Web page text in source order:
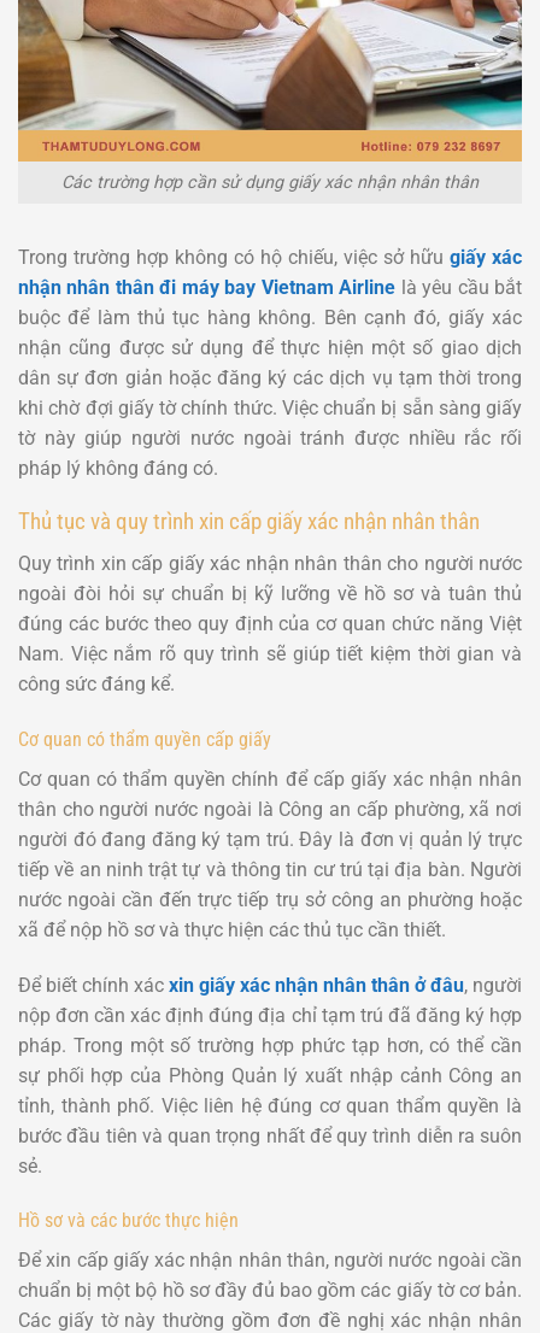
Các trường hợp cần sử dụng giấy xác nhận nhân thân
Trong trường hợp không có hộ chiếu, việc sở hữu giấy xác
nhận nhân thân đi máy bay Vietnam Airline là yêu cầu bắt
buộc để làm thủ tục hàng không. Bên cạnh đó, giấy xác
nhận cũng được sử dụng để thực hiện một số giao dịch
dân sự đơn giản hoặc đăng ký các dịch vụ tạm thời trong
khi chờ đợi giấy tờ chính thức. Việc chuẩn bị sẵn sàng giấy
tờ này giúp người nước ngoài tránh được nhiều rắc rối
pháp lý không đáng có.
Thủ tục và quy trình xin cấp giấy xác nhận nhân thân
Quy trình xin cấp giấy xác nhận nhân thân cho người nước
ngoài đòi hỏi sự chuẩn bị kỹ lưỡng về hồ sơ và tuân thủ
đúng các bước theo quy định của cơ quan chức năng Việt
Nam. Việc nắm rõ quy trình sẽ giúp tiết kiệm thời gian và
công sức đáng kể.
Cơ quan có thẩm quyền cấp giấy
Cơ quan có thẩm quyền chính để cấp giấy xác nhận nhân
thân cho người nước ngoài là Công an cấp phường, xã nơi
người đó đang đăng ký tạm trú. Đây là đơn vị quản lý trực
tiếp về an ninh trật tự và thông tin cư trú tại địa bàn. Người
nước ngoài cần đến trực tiếp trụ sở công an phường hoặc
xã để nộp hồ sơ và thực hiện các thủ tục cần thiết.
Để biết chính xác xin giấy xác nhận nhân thân ở đâu, người
nộp đơn cần xác định đúng địa chỉ tạm trú đã đăng ký hợp
pháp. Trong một số trường hợp phức tạp hơn, có thể cần
sự phối hợp của Phòng Quản lý xuất nhập cảnh Công an
tỉnh, thành phố. Việc liên hệ đúng cơ quan thẩm quyền là
bước đầu tiên và quan trọng nhất để quy trình diễn ra suôn
sẻ.
Hồ sơ và các bước thực hiện
Để xin cấp giấy xác nhận nhân thân, người nước ngoài cần
chuẩn bị một bộ hồ sơ đầy đủ bao gồm các giấy tờ cơ bản.
Các giấy tờ này thường gồm đơn đề nghị xác nhận nhân